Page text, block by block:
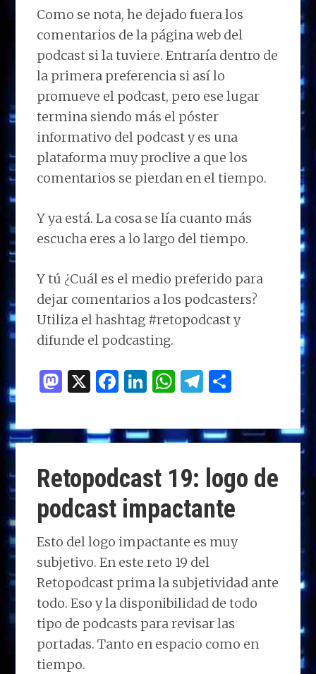
Como se nota, he dejado fuera los
comentarios de la página web del
podcast si la tuviere. Entraría dentro de
la primera preferencia si así lo
promueve el podcast, pero ese lugar
termina siendo más el póster
informativo del podcast y es una
plataforma muy proclive a que los
comentarios se pierdan en el tiempo.
Y ya está. La cosa se lía cuanto más
escucha eres a lo largo del tiempo.
Y tú ¿Cuál es el medio preferido para
dejar comentarios a los podcasters?
Utiliza el hashtag #retopodcast y
difunde el podcasting.
M
to
d
o
n
X F
ce
b
o
o
k
Li
k
e
dI
n
W
at
s
A
p
p
T
e
g
ra
m
m
p
ar
ti
r
Retopodcast 19: logo de
podcast impactante
Esto del logo impactante es muy
subjetivo. En este reto 19 del
Retopodcast prima la subjetividad ante
todo. Eso y la disponibilidad de todo
tipo de podcasts para revisar las
portadas. Tanto en espacio como en
tiempo.